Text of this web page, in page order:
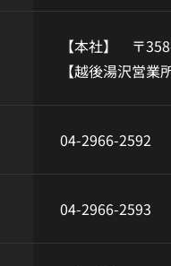
【本社】 〒
【越後湯沢営業
04-2966-2592
04-2966-2593